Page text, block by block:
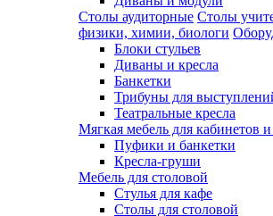
Столы аудиторные Столы
физики, химии, биологи
Блоки стульев
Диваны и кресла
Банкетки
Трибуны для
Театральные кресла
Мягкая мебель для кабинетов
Пуфики и банкетки
Кресла-груши
Мебель для столовой
Cтулья для кафе
Cтолы для столовой